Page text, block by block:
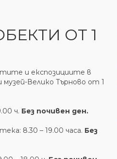
ОТ 1
и експозициите в
музей-Велико Търново от 1
ч. Без почивен ден.
8.30 – 19.00 часа. Без